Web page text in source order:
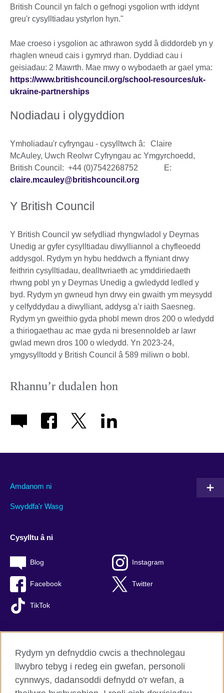
British Council yn falch o gefnogi ysgolion wrth iddynt
greu'r cysylltiadau ystyrlon hyn."
Mae croeso i ysgolion ac athrawon sydd â diddordeb yn y
rhaglen wneud cais i gymryd rhan. Dyddiad cau i
geisiadau: 2 Mawrth. Mae mwy o wybodaeth ar gael yma:
https://www.britishcouncil.org/school-resources/uk-
ukraine-partnerships
Nodiadau i olygyddion
Ymholiadau'r cyfryngau - cysylltwch â: Claire
McAuley, Uwch Reolwr Cyfryngau ac Ymgyrchoedd,
British Council: +44 (0)7542268752 E:
claire.mcauley@britishcouncil.org
Y British Council
Y British Council yw sefydliad rhyngwladol y Deyrnas
Unedig ar gyfer cysylltiadau diwylliannol a chyfleoedd
addysgol. Rydym yn hybu heddwch a ffyniant drwy
feithrin cysylltiadau, dealltwriaeth ac ymddiriedaeth
rhwng pobl yn y Deyrnas Unedig a gwledydd ledled y
byd. Rydym yn gwneud hyn drwy ein gwaith ym meysydd
y celfyddydau a diwylliant, addysg a’r iaith Saesneg.
Rydym yn gweithio gyda phobl mewn dros 200 o wledydd
a thiriogaethau ac mae gyda ni bresennoldeb ar lawr
gwlad mewn dros 100 o wledydd. Yn 2023-24,
ymgysylltodd y British Council â 589 miliwn o bobl.
Rhannu’r dudalen hon
Amdanom ni
Swyddfa'r Wasg
Cysylltu â ni
Blog Instagram
Facebook Twitter
TikTok
British Council Byd-eang
Preifatrwydd a thelerau defnyddio
Hygyrchedd
Rydym yn defnyddio cwcis a thechnolegau
llwybro tebyg i redeg ein gwefan, personoli
cynnwys, dadansoddi defnydd o'r wefan, a